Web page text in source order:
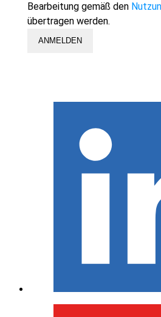
Bearbeitung gemäß den
übertragen werden.
ANMELDEN